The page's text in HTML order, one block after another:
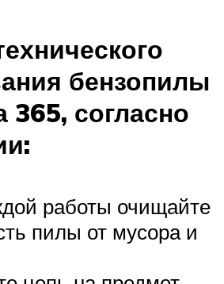
бензопилы
365, согласно
работы очищайте
пилы от мусора и